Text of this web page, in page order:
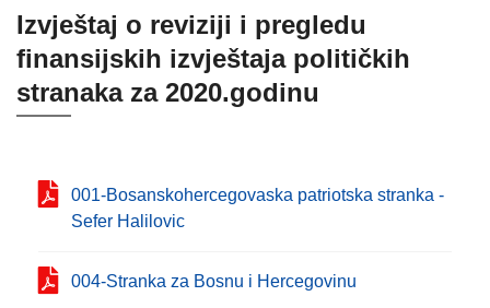
Izvještaj o reviziji i pregledu
finansijskih izvještaja političkih
stranaka za 2020.godinu
001-Bosanskohercegovaska patriotska stranka -
Sefer Halilovic
004-Stranka za Bosnu i Hercegovinu